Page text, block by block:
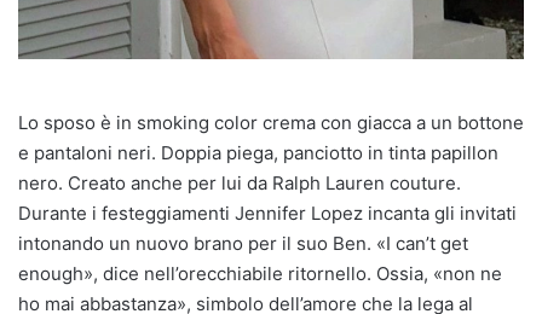
Lo sposo è in smoking color crema con giacca a un bottone
e pantaloni neri. Doppia piega, panciotto in tinta papillon
nero. Creato anche per lui da Ralph Lauren couture.
Durante i festeggiamenti Jennifer Lopez incanta gli invitati
intonando un nuovo brano per il suo Ben. «I can’t get
enough», dice nell’orecchiabile ritornello. Ossia, «non ne
ho mai abbastanza», simbolo dell’amore che la lega al